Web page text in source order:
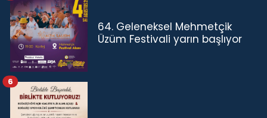
64. Geleneksel Mehmetçik
Üzüm Festivali yarın başlıyor
6